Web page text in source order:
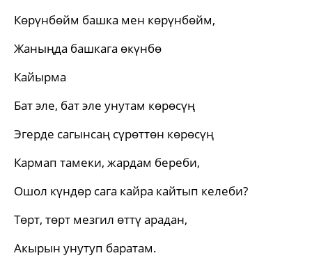
Көрүнбөйм башка мен көрүнбөйм,
Жаныңда башкага өкүнбө
Кайырма
Бат эле, бат эле унутам көрөсүң
Эгерде сагынсаң сүрөттөн көрөсүң
Кармап тамеки, жардам береби,
Ошол күндөр сага кайра кайтып келеби?
Төрт, төрт мезгил өттү арадан,
Акырын унутуп баратам.